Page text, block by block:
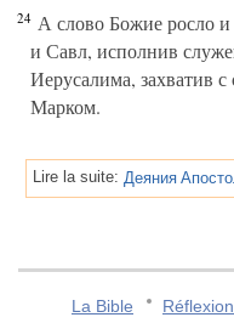
24 А слово Божие росло и
и Савл, исполнив
Иерусалима, захватив
Марком.
Lire la suite:
La Bible